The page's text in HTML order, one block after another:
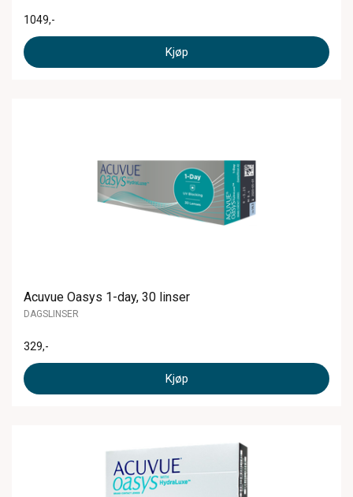
1049,-
Kjøp
Acuvue Oasys 1-day, 30 linser
DAGSLINSER
329,-
Kjøp